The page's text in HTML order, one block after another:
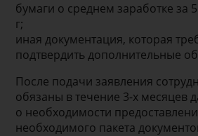
бумаги о среднем заработке за
г;
иная документация, которая
подтвердить дополнительные
После подачи заявления
обязаны в течение 3-х месяцев
о необходимости
необходимого пакета